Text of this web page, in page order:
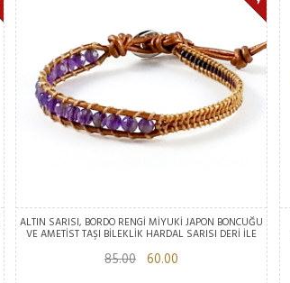
ALTIN SARISI, BORDO RENGİ MİYUKİ JAPON BONCUĞU
VE AMETİST TAŞI BİLEKLİK HARDAL SARISI DERİ İLE
85.00 60.00